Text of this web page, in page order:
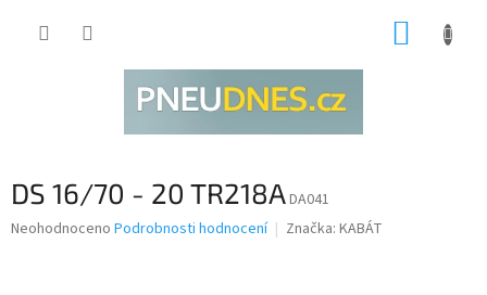
DS 16/70 - 20 TR218ADA041
Průměrné
Neohodnoceno Podrobnosti hodnocení Značka: KABÁT